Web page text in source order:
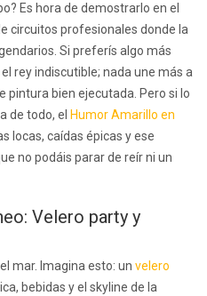
Es hora de demostrarlo en el
circuitos profesionales donde la
Si preferís algo más
rey indiscutible; nada une más a
pintura bien ejecutada. Pero si lo
de todo, el Humor Amarillo en
locas, caídas épicas y ese
no podáis parar de reír ni un
Velero party y
mar. Imagina esto: un velero
bebidas y el skyline de la